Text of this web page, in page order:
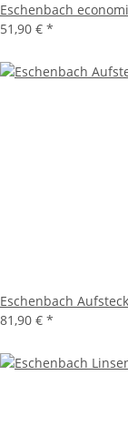
Eschenbach
51,90 € *
Eschenbach
81,90 € *